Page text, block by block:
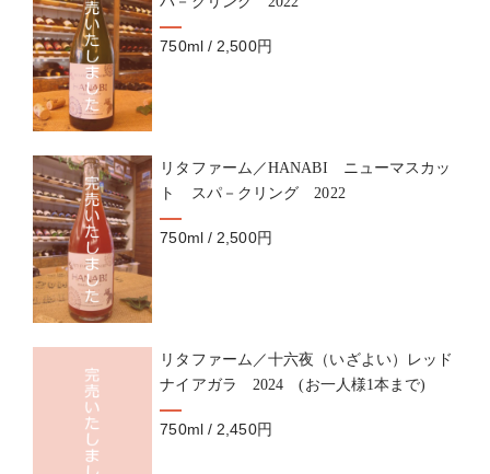
750ml / 2,500円
リタファーム／HANABI ニューマスカッ
ト スパ－クリング 2022
750ml / 2,500円
リタファーム／十六夜（いざよい）レッド
ナイアガラ 2024 (お一人様1本まで)
750ml / 2,450円